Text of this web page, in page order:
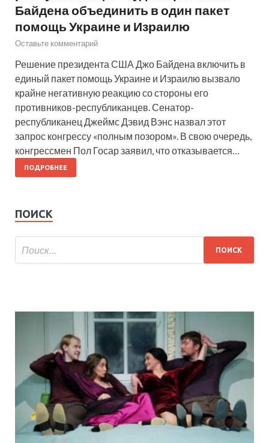
Байдена объединить в один пакет
помощь Украине и Израилю
Оставьте комментарий
Решение президента США Джо Байдена включить в
единый пакет помощь Украине и Израилю вызвало
крайне негативную реакцию со стороны его
противников-республиканцев. Сенатор-
республиканец Джеймс Дэвид Вэнс назвал этот
запрос конгрессу «полным позором». В свою очередь,
конгрессмен Пол Госар заявил, что отказывается…
ПОДРОБНЕЕ
ПОИСК